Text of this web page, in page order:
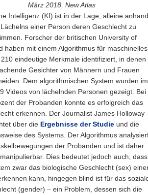
März 2018, New Atlas
Intelligenz (KI) ist in der Lage, alleine anhand
einer Person deren Geschlecht zu
Forscher der britischen University of
haben mit einem Algorithmus für maschinelles
eindeutige Merkmale identifiziert, in denen
Gesichter von Männern und Frauen
Dem algorithmischen System wurden im
Videos von lächelnden Personen gezeigt. Bei
der Probanden konnte es erfolgreich das
erkennen. Der Journalist James Holloway
über die Ergebnisse der Studie und die
des Systems. Der Algorithmus
der Probanden und ist daher
Dies bedeutet jedoch auch, dass
zwar das biologische Geschlecht (sex)
kann, hingegen blind ist für das
(gender) – ein Problem, dessen sich die